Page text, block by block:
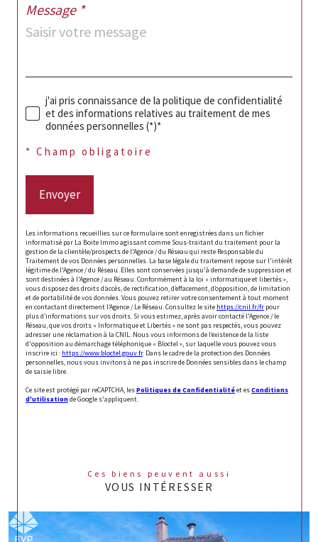
Message *
j'ai pris connaissance de la politique de confidentialité
et des informations relatives au traitement de mes
données personnelles (*)*
* Champ obligatoire
Envoyer
Les informations recueillies sur ce formulaire sont enregistrées dans un fichier
informatisé par La Boite Immo agissant comme Sous-traitant du traitement pour la
gestion de la clientèle/prospects de l'Agence / du Réseau qui reste Responsable du
Traitement de vos Données personnelles. La base légale du traitement repose sur l'intérêt
légitime de l'Agence / du Réseau. Elles sont conservées jusqu'à demande de suppression et
sont destinées à l'Agence / au Réseau. Conformément à la loi « informatique et libertés »,
vous disposez des droits d’accès, de rectification, d’effacement, d’opposition, de limitation
et de portabilité de vos données. Vous pouvez retirer votre consentement à tout moment
en contactant directement l’Agence / Le Réseau. Consultez le site https://cnil.fr/fr pour
plus d’informations sur vos droits. Si vous estimez, après avoir contacté l'Agence / le
Réseau, que vos droits « Informatique et Libertés » ne sont pas respectés, vous pouvez
adresser une réclamation à la CNIL. Nous vous informons de l’existence de la liste
d'opposition au démarchage téléphonique « Bloctel », sur laquelle vous pouvez vous
inscrire ici : https://www.bloctel.gouv.fr. Dans le cadre de la protection des Données
personnelles, nous vous invitons à ne pas inscrire de Données sensibles dans le champ
de saisie libre.
Ce site est protégé par reCAPTCHA, lesPolitiques de Confidentialitéet esConditions
d'utilisationde Google s'appliquent.
Ces biens peuvent aussi
VOUS INTÉRESSER